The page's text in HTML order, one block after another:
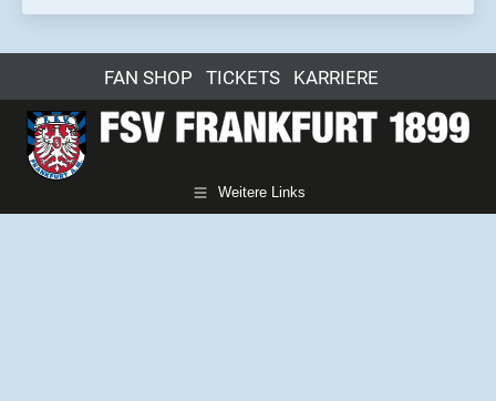
FAN SHOP TICKETS KARRIERE
Weitere Links